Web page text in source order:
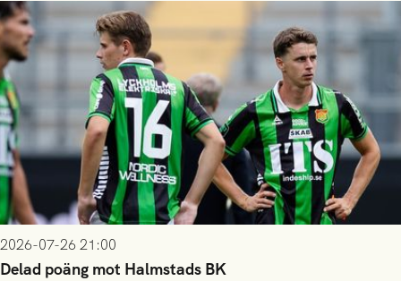
2026-07-26 21:00
Delad poäng mot Halmstads BK